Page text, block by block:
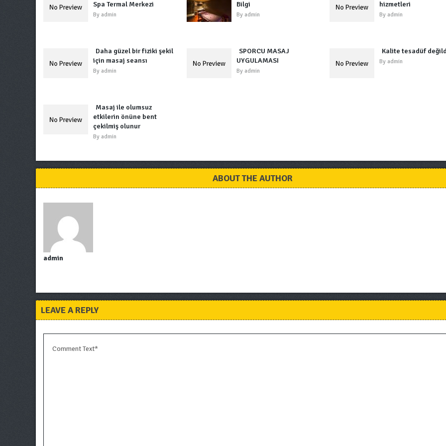
Spa Termal Merkezi
By admin
Bilgi
By admin
hizmetleri
By admin
Daha güzel bir fiziki şekil
için masaj seansı
By admin
SPORCU MASAJ
UYGULAMASI
By admin
Kalite tesadüf
By admin
Masaj ile olumsuz
etkilerin önüne bent
çekilmiş olunur
By admin
ABOUT THE AUTHOR
admin
LEAVE A REPLY